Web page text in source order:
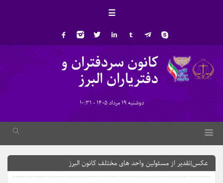
☰
کانون سردفتران و
دفتریاران البرز
دوشنبه 19 مرداد 1405 - 10:31
عکس|تقدیر از مسئولین واحد های مختلف کانون البرز